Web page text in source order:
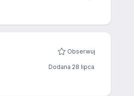
Obserwuj
Dodana 28 lipca